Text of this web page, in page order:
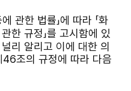
관한 법률」에 따라 「화
한 규정」를 고시함에 있
리 알리고 이에 대한 의
46조의 규정에 따라 다음